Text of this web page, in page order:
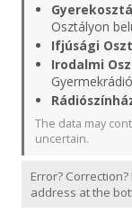
Osztályon
Ifjúsági
Irodalmi
The data may
uncertain.
Error?
address at the